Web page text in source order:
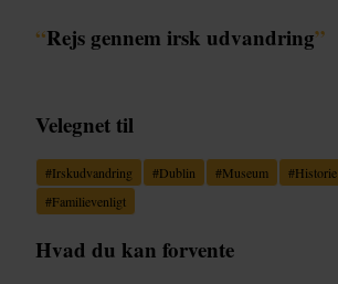
“Rejs gennem irsk udvandring”
Velegnet til
#Irskudvandring #Dublin #Museum #Historie
#Familievenligt
Hvad du kan forvente